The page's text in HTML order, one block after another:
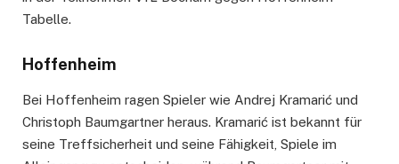
Tabelle.
Hoffenheim
Bei Hoffenheim ragen Spieler wie Andrej Kramarić und
Christoph Baumgartner heraus. Kramarić ist bekannt für
seine Treffsicherheit und seine Fähigkeit, Spiele im